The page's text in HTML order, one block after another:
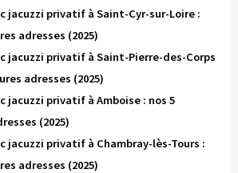
jacuzzi privatif à Saint-Cyr-sur-Loire :
adresses (2025)
jacuzzi privatif à Saint-Pierre-des-Corps
adresses (2025)
jacuzzi privatif à Amboise : nos 5
(2025)
jacuzzi privatif à Chambray-lès-Tours :
adresses (2025)